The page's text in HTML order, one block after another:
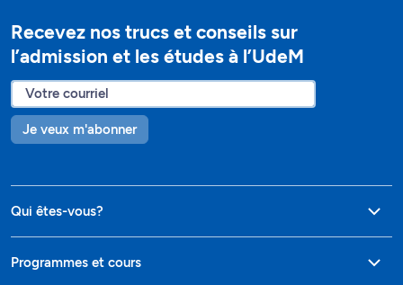
Recevez nos trucs et conseils sur
l’admission et les études à l’UdeM
Je veux m'abonner
Qui êtes-vous?
Programmes et cours